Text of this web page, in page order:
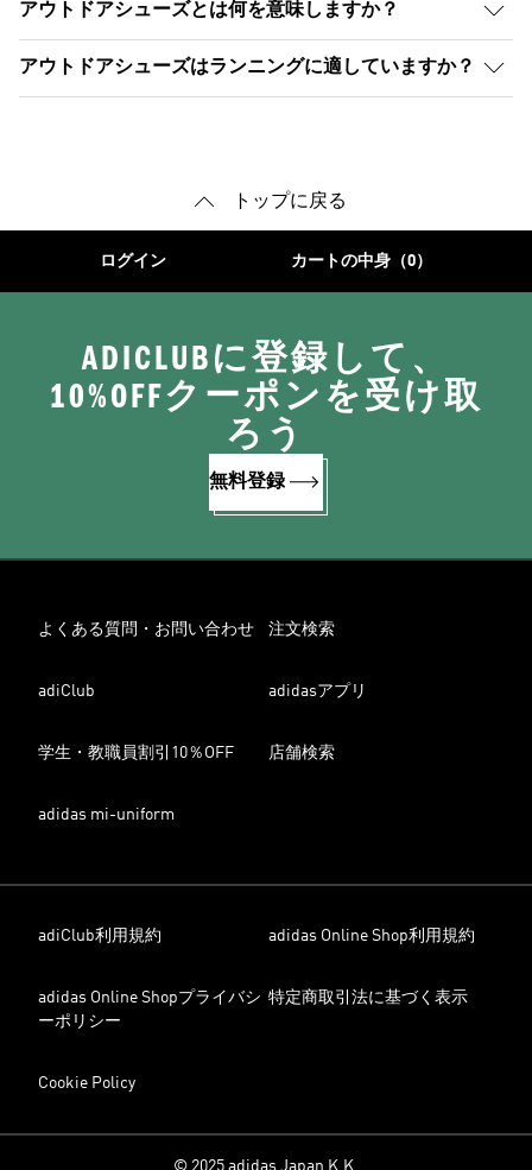
アウトドアシューズとは何を意味しますか？
アウトドアシューズはランニングに適していますか？
トップに戻る
ログイン カートの中身（0）
ADICLUBに登録して、
10%OFFクーポンを受け取
ろう
無料登録
よくある質問・お問い合わせ 注文検索
adiClub adidasアプリ
学生・教職員割引10％OFF 店舗検索
adidas mi-uniform
adiClub利用規約 adidas Online Shop利用規約
adidas Online Shopプライバシ
ーポリシー
特定商取引法に基づく表示
Cookie Policy
© 2025 adidas Japan K.K.